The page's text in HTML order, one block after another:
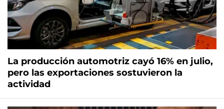
La producción automotriz cayó 16% en julio,
pero las exportaciones sostuvieron la
actividad